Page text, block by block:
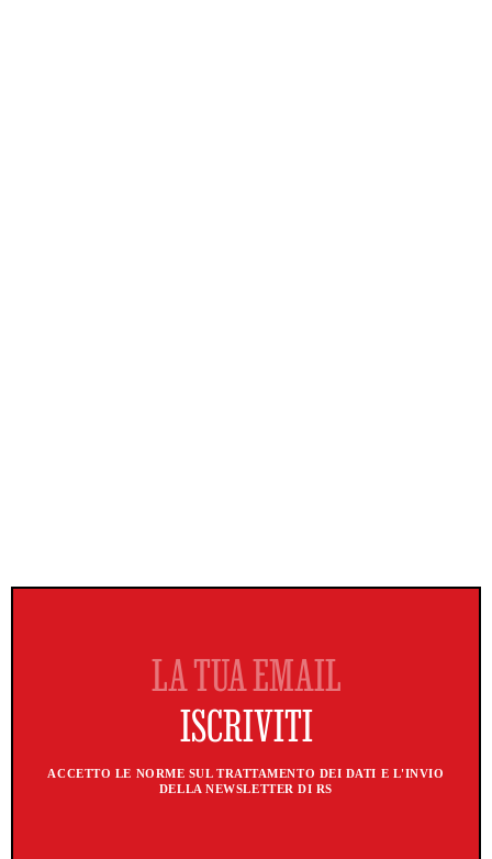
ACCETTO LE NORME SUL TRATTAMENTO DEI DATI E L'INVIO
DELLA NEWSLETTER DI RS